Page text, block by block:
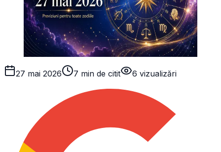
27 mai 2026 7 min de citit 6 vizualizări